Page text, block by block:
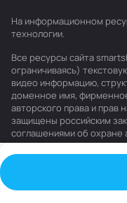
На информационном
технологии.
Все ресурсы сайта
ограничиваясь)
видео информацию,
доменное имя,
авторского права и прав
защищены российским
соглашениями об охране